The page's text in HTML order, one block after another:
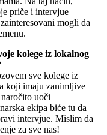
priče i intervjue
mogli da
kolege iz lokalnog
sve kolege iz
koji imaju zanimljive
uoči
ekipa biće tu da
intervjue. Mislim da
za sve nas!